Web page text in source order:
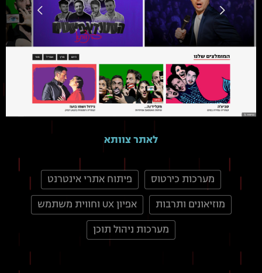
לאתר צוותא
מערכות כירטוס פיתוח אתרי אינטרנט
מוזיאונים ותרבות אפיון UX וחווית משתמש
מערכות ניהול תוכן